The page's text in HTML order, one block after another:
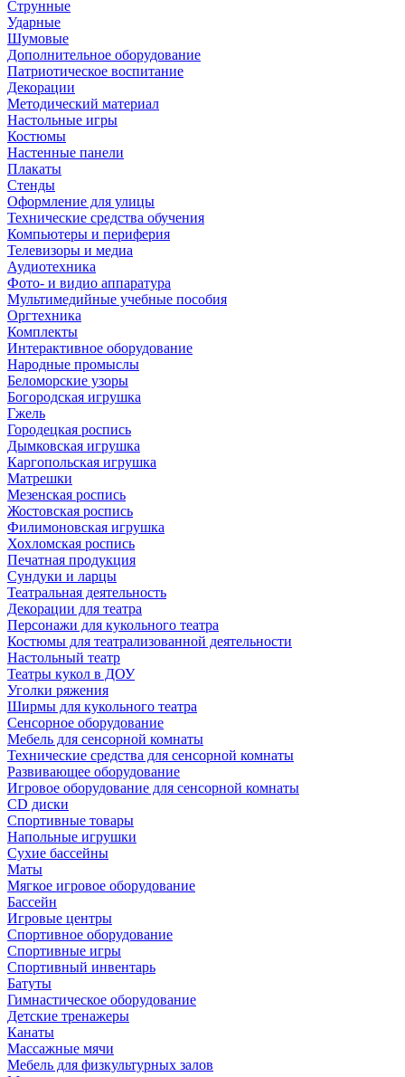
Струнные
Ударные
Шумовые
Дополнительное оборудование
Патриотическое воспитание
Декорации
Методический материал
Настольные игры
Костюмы
Настенные панели
Плакаты
Стенды
Оформление для улицы
Технические средства обучения
Компьютеры и периферия
Телевизоры и медиа
Аудиотехника
Фото- и видио аппаратура
Мультимедийные учебные пособия
Оргтехника
Комплекты
Интерактивное оборудование
Народные промыслы
Беломорские узоры
Богородская игрушка
Гжель
Городецкая роспись
Дымковская игрушка
Каргопольская игрушка
Матрешки
Мезенская роспись
Жостовская роспись
Филимоновская игрушка
Хохломская роспись
Печатная продукция
Сундуки и ларцы
Театральная деятельность
Декорации для театра
Персонажи для кукольного театра
Костюмы для театрализованной деятельности
Настольный театр
Театры кукол в ДОУ
Уголки ряжения
Ширмы для кукольного театра
Сенсорное оборудование
Мебель для сенсорной комнаты
Технические средства для сенсорной комнаты
Развивающее оборудование
Игровое оборудование для сенсорной комнаты
CD диски
Спортивные товары
Напольные игрушки
Сухие бассейны
Маты
Мягкое игровое оборудование
Бассейн
Игровые центры
Спортивное оборудование
Спортивные игры
Спортивный инвентарь
Батуты
Гимнастическое оборудование
Детские тренажеры
Канаты
Массажные мячи
Мебель для физкультурных залов